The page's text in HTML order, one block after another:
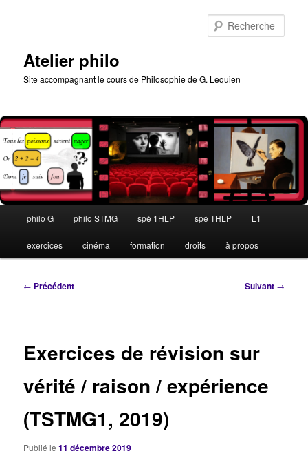
Atelier philo
Site accompagnant le cours de Philosophie de G. Lequien
principal
philo G philo STMG spé 1HLP spé THLP L1
exercices cinéma formation droits à propos
Navigation
← Précédent Suivant →
Exercices de révision sur
vérité / raison / expérience
(TSTMG1, 2019)
Publié le11 décembre 2019